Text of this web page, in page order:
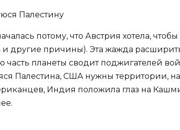
потому, что Австрия хотела,
и другие причины). Эта жажда
часть планеты сводит поджигателей
Палестина, США нужны территории,
Индия положила глаз на